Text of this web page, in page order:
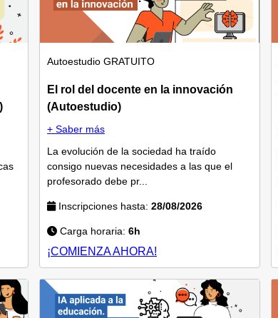
Autoestudio GRATUITO
El rol del docente en la innovación
(Autoestudio)
+ Saber más
La evolución de la sociedad ha traído
consigo nuevas necesidades a las que el
profesorado debe pr...
Inscripciones hasta: 28/08/2026
Carga horaria: 6h
¡COMIENZA AHORA!